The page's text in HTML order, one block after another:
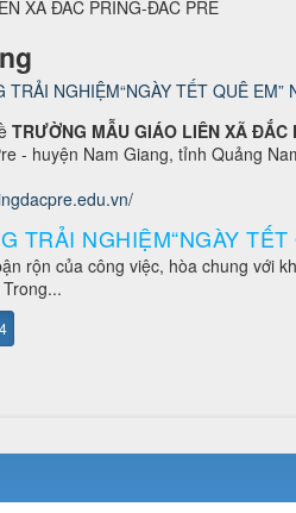
TRẢI NGHIỆM“NGÀY TẾT QUÊ EM”
TRƯỜNG MẪU GIÁO LIÊN XÃ ĐẮC
- huyện Nam Giang, tỉnh Quảng
TRẢI NGHIỆM“NGÀY
rộn của công việc, hòa chung với